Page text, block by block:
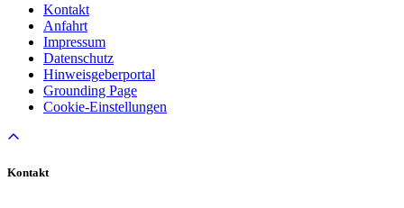
Kontakt
Anfahrt
Impressum
Datenschutz
Hinweisgeberportal
Grounding Page
Cookie-Einstellungen
Kontakt